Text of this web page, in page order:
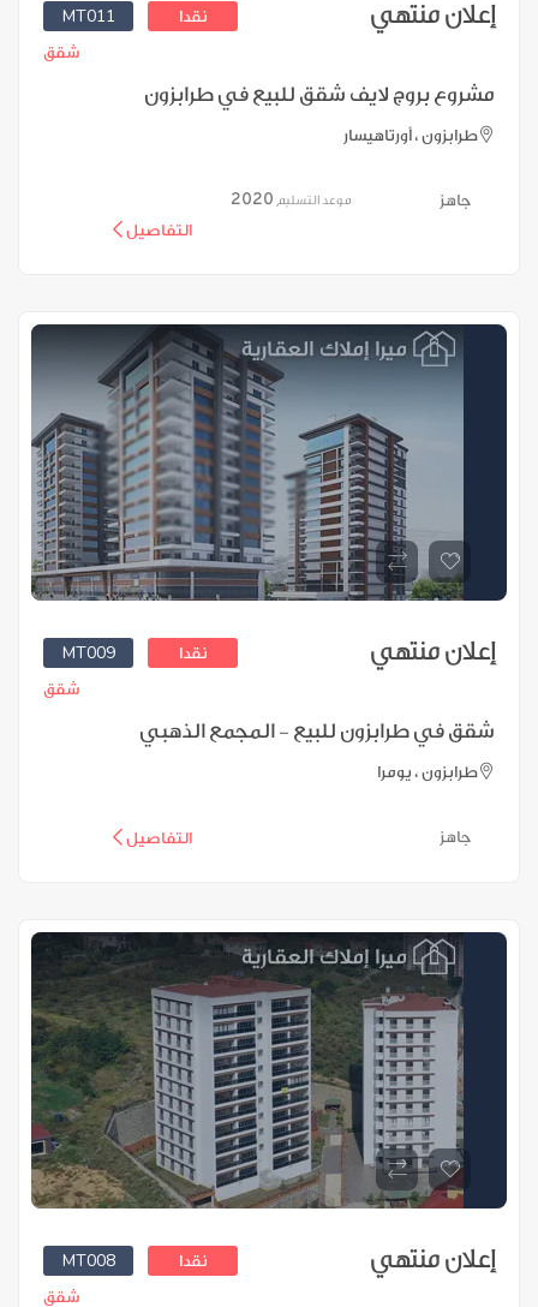
MT011 نقدا إعلان منتهي
شقق
مشروع بروج لايف شقق للبيع في طرابزون
طرابزون ، أورتاهيسار
موعد التسليم 2020
التفاصيل
MT009 نقدا إعلان منتهي
شقق
شقق في طرابزون للبيع - المجمع الذهبي
طرابزون ، يومرا
التفاصيل
MT008 نقدا إعلان منتهي
شقق